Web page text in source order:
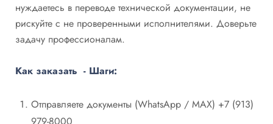
нуждаетесь в переводе технической документации, не
рискуйте с не проверенными исполнителями. Доверьте
задачу профессионалам.
Как заказать - Шаги:
Отправляете документы (WhatsApp / MAX) +7 (913)